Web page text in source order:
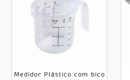
Medidor Plástico com bico